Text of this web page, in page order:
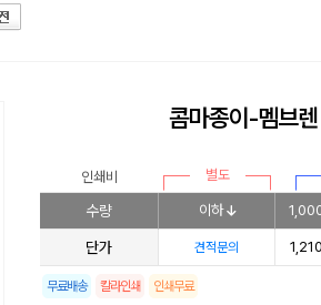
콤마종이-멤브
인쇄비 별도
수량 이하
단가 견적문의 1,210
무료배송 칼라인쇄 인쇄무료